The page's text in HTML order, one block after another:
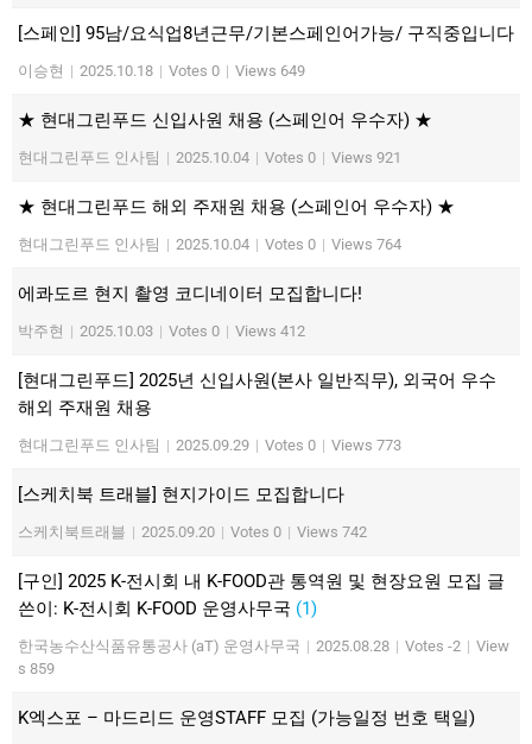
[스페인] 95남/요식업8년근무/기본스페인어가능/ 구직중입니다
이승현 | 2025.10.18 | Votes 0 | Views 649
★ 현대그린푸드 신입사원 채용 (스페인어 우수자) ★
현대그린푸드 인사팀 | 2025.10.04 | Votes 0 | Views 921
★ 현대그린푸드 해외 주재원 채용 (스페인어 우수자) ★
현대그린푸드 인사팀 | 2025.10.04 | Votes 0 | Views 764
에콰도르 현지 촬영 코디네이터 모집합니다!
박주현 | 2025.10.03 | Votes 0 | Views 412
[현대그린푸드] 2025년 신입사원(본사 일반직무), 외국어 우수
해외 주재원 채용
현대그린푸드 인사팀 | 2025.09.29 | Votes 0 | Views 773
[스케치북 트래블] 현지가이드 모집합니다
스케치북트래블 | 2025.09.20 | Votes 0 | Views 742
[구인] 2025 K-전시회 내 K-FOOD관 통역원 및 현장요원 모집 글
쓴이: K-전시회 K-FOOD 운영사무국 (1)
한국농수산식품유통공사 (aT) 운영사무국 | 2025.08.28 | Votes -2 | View
s 859
K엑스포 – 마드리드 운영STAFF 모집 (가능일정 번호 택일)